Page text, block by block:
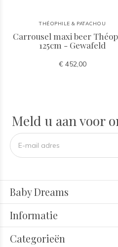
THÉOPHILE & PATACHOU
Carrousel maxi beer
125cm - Gewafeld
€ 452,00
Meld u aan voor
Baby Dreams
Informatie
Categorieën